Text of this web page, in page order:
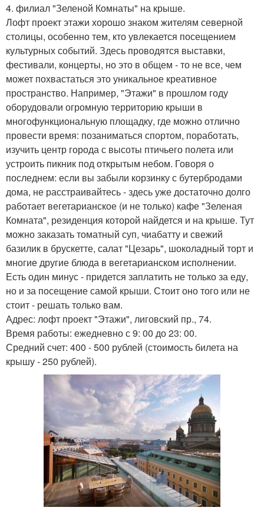
4. филиал "Зеленой Комнаты" на крыше.
Лофт проект этажи хорошо знаком жителям северной
столицы, особенно тем, кто увлекается посещением
культурных событий. Здесь проводятся выставки,
фестивали, концерты, но это в общем - то не все, чем
может похвастаться это уникальное креативное
пространство. Например, "Этажи" в прошлом году
оборудовали огромную территорию крыши в
многофункциональную площадку, где можно отлично
провести время: позаниматься спортом, поработать,
изучить центр города с высоты птичьего полета или
устроить пикник под открытым небом. Говоря о
последнем: если вы забыли корзинку с бутербродами
дома, не расстраивайтесь - здесь уже достаточно долго
работает вегетарианское (и не только) кафе "Зеленая
Комната", резиденция которой найдется и на крыше. Тут
можно заказать томатный суп, чиабатту и свежий
базилик в брускетте, салат "Цезарь", шоколадный торт и
многие другие блюда в вегетарианском исполнении.
Есть один минус - придется заплатить не только за еду,
но и за посещение самой крыши. Стоит оно того или не
стоит - решать только вам.
Адрес: лофт проект "Этажи", лиговский пр., 74.
Время работы: ежедневно с 9: 00 до 23: 00.
Средний счет: 400 - 500 рублей (стоимость билета на
крышу - 250 рублей).